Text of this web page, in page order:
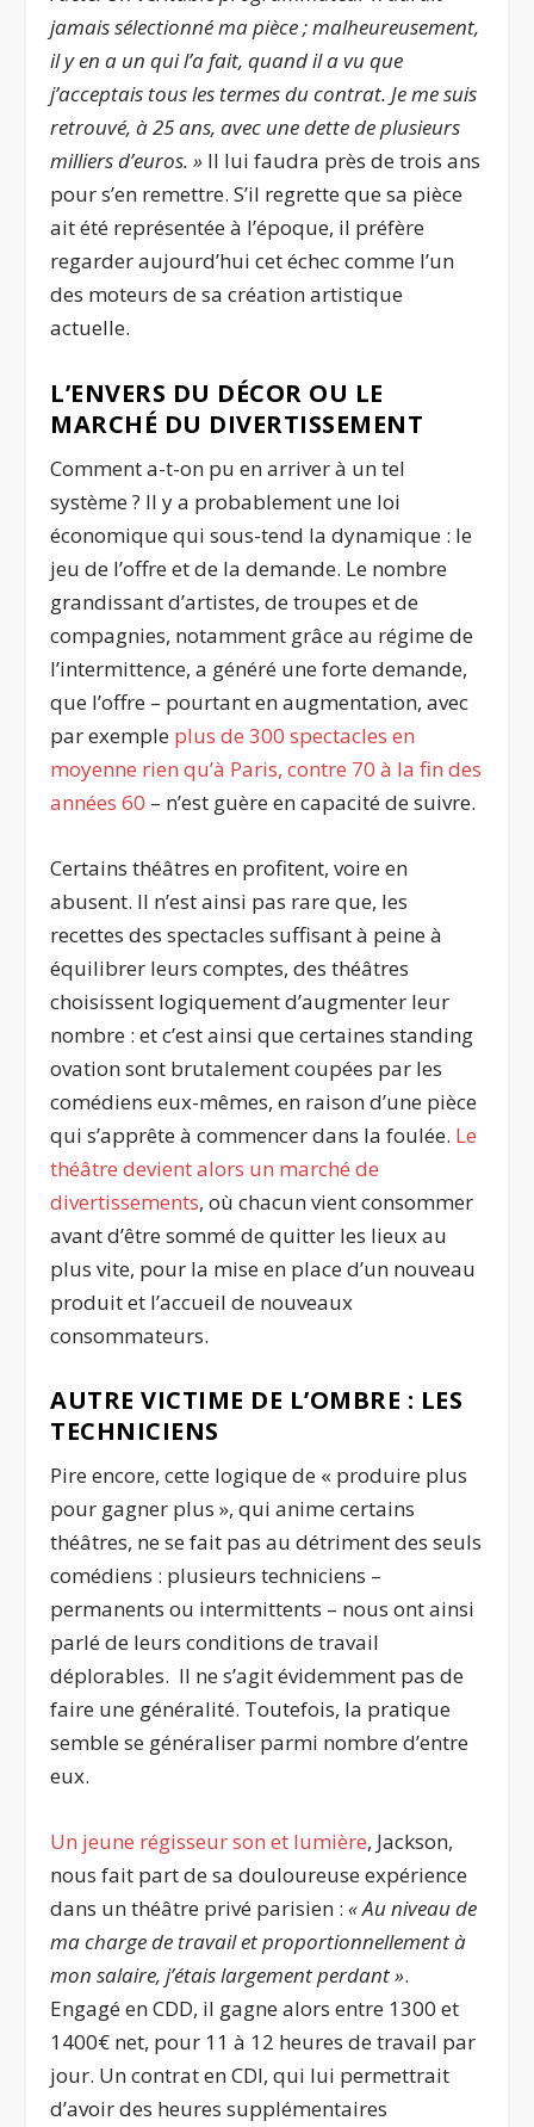
jamais sélectionné ma pièce ; malheureusement,
il y en a un qui l’a fait, quand il a vu que
j’acceptais tous les termes du contrat. Je me suis
retrouvé, à 25 ans, avec une dette de plusieurs
milliers d’euros. » Il lui faudra près de trois ans
pour s’en remettre. S’il regrette que sa pièce
ait été représentée à l’époque, il préfère
regarder aujourd’hui cet échec comme l’un
des moteurs de sa création artistique
actuelle.
L’ENVERS DU DÉCOR OU LE
MARCHÉ DU DIVERTISSEMENT
Comment a-t-on pu en arriver à un tel
système ? Il y a probablement une loi
économique qui sous-tend la dynamique : le
jeu de l’offre et de la demande. Le nombre
grandissant d’artistes, de troupes et de
compagnies, notamment grâce au régime de
l’intermittence, a généré une forte demande,
que l’offre – pourtant en augmentation, avec
par exemple plus de 300 spectacles en
moyenne rien qu’à Paris, contre 70 à la fin des
années 60 – n’est guère en capacité de suivre.
Certains théâtres en profitent, voire en
abusent. Il n’est ainsi pas rare que, les
recettes des spectacles suffisant à peine à
équilibrer leurs comptes, des théâtres
choisissent logiquement d’augmenter leur
nombre : et c’est ainsi que certaines standing
ovation sont brutalement coupées par les
comédiens eux-mêmes, en raison d’une pièce
qui s’apprête à commencer dans la foulée. Le
théâtre devient alors un marché de
divertissements, où chacun vient consommer
avant d’être sommé de quitter les lieux au
plus vite, pour la mise en place d’un nouveau
produit et l’accueil de nouveaux
consommateurs.
AUTRE VICTIME DE L’OMBRE : LES
TECHNICIENS
Pire encore, cette logique de « produire plus
pour gagner plus », qui anime certains
théâtres, ne se fait pas au détriment des seuls
comédiens : plusieurs techniciens –
permanents ou intermittents – nous ont ainsi
parlé de leurs conditions de travail
déplorables. Il ne s’agit évidemment pas de
faire une généralité. Toutefois, la pratique
semble se généraliser parmi nombre d’entre
eux.
Un jeune régisseur son et lumière, Jackson,
nous fait part de sa douloureuse expérience
dans un théâtre privé parisien :« Au niveau de
ma charge de travail et proportionnellement à
mon salaire, j’étais largement perdant ».
Engagé en CDD, il gagne alors entre 1300 et
1400€ net, pour 11 à 12 heures de travail par
jour. Un contrat en CDI, qui lui permettrait
d’avoir des heures supplémentaires